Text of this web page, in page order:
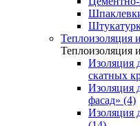
Теплоизоляция
Теплоизоляция
Изоляция
скатных
Изоляция
фасад» (4)
Изоляция